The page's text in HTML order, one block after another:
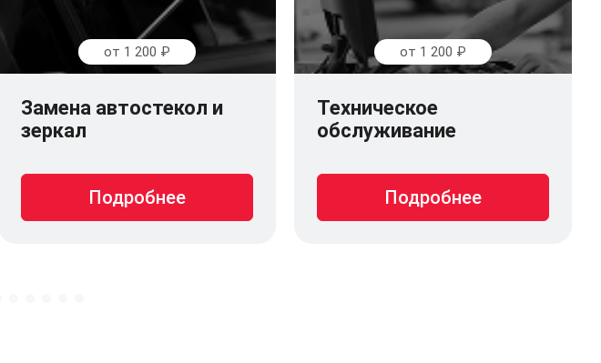
от 1 200 ₽
Замена автостекол и
зеркал
Подробнее
от 1 200 ₽
Техническое
обслуживание
Подробнее